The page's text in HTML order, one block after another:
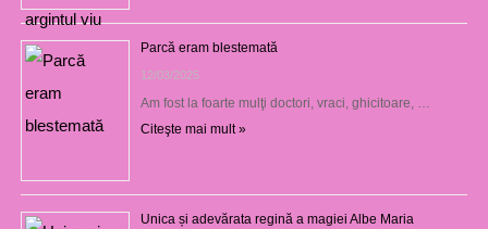
Parcă eram blestemată
12/03/2025
Am fost la foarte mulţi doctori, vraci, ghicitoare, …
Citeşte mai mult »
Unica și adevărata regină a magiei Albe Maria